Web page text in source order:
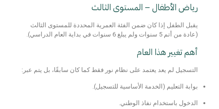
رياض الأطفال – المستوى الثالث
يقبل الطفل إذا كان ضمن الفئة العمرية المحددة للمستوى الثالث
(عادة من أتم 5 سنوات ولم يبلغ 6 سنوات في بداية العام الدراسي).
أهم تغيير هذا العام
التسجيل لم يعد يعتمد على نظام نور فقط كما كان سابقًا، بل يتم عبر:
بوابة التعليم (الخدمة الأساسية للتسجيل).
الدخول باستخدام نفاذ الوطني.